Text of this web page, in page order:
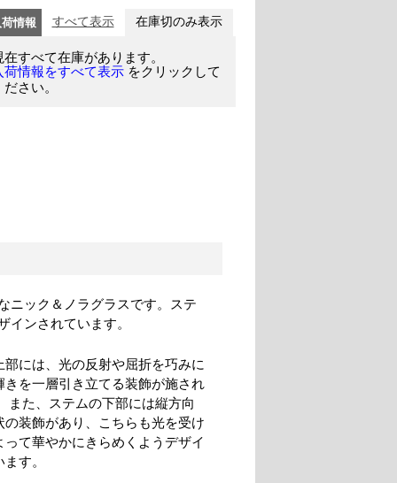
情報 すべて表示 在庫切のみ表示
在すべて在庫があります。
荷情報をすべて表示 をクリックして
さい。
ニック＆ノラグラスです。ステ
ンされています。
部には、光の反射や屈折を巧みに
きを一層引き立てる装飾が施され
また、ステムの下部には縦方向
の装飾があり、こちらも光を受け
って華やかにきらめくようデザイ
す。